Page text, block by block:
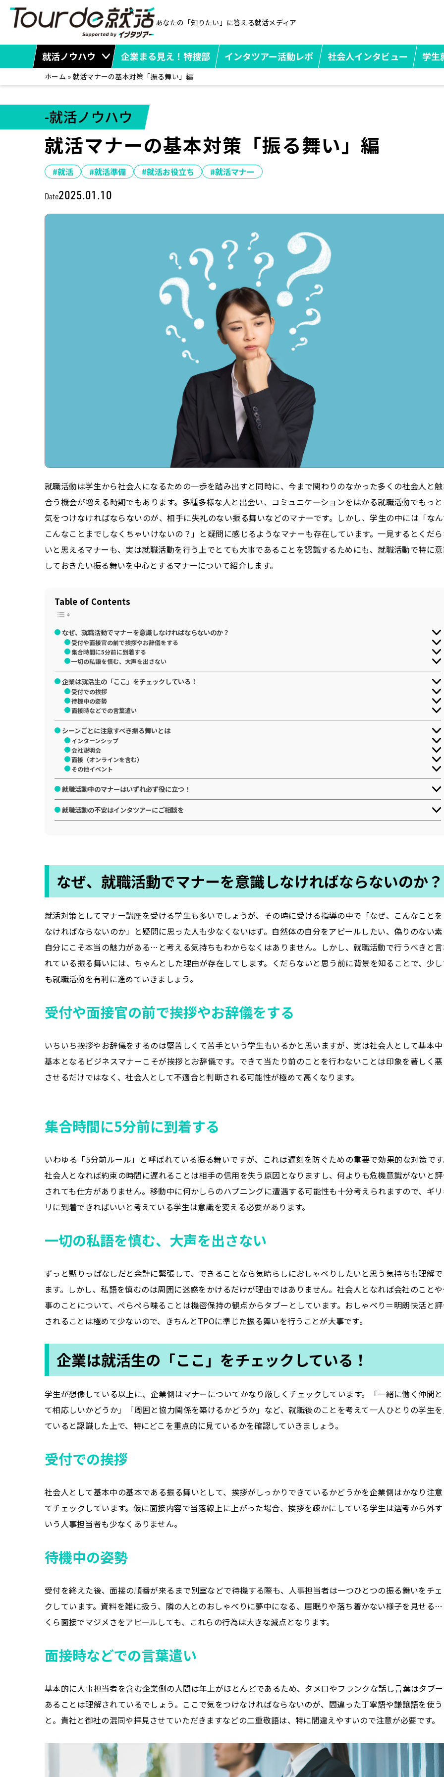
あなたの「知りたい」に答える就活メディア
就活ノウハウ 企業まる見え！特捜部 インタツアー活動レポ 社会人インタビュー 学生
ホーム » 就活マナーの基本対策「振る舞い」編
-就活ノウハウ
就活マナーの基本対策「振る舞い」編
#就活 #就活準備 #就活お役立ち #就活マナー
Date2025.01.10
就職活動は学生から社会人になるための一歩を踏み出すと同時に、今まで関わりのなかった多くの社会人と
合う機会が増える時期でもあります。多種多様な人と出会い、コミュニケーションをはかる就職活動でもっ
気をつけなければならないのが、相手に失礼のない振る舞いなどのマナーです。しかし、学生の中には「な
こんなことまでしなくちゃいけないの？」と疑問に感じるようなマナーも存在しています。一見するとくだ
いと思えるマナーも、実は就職活動を行う上でとても大事であることを認識するためにも、就職活動で特に
しておきたい振る舞いを中心とするマナーについて紹介します。
Table of Contents
なぜ、就職活動でマナーを意識しなければならないのか？
受付や面接官の前で挨拶やお辞儀をする
集合時間に5分前に到着する
一切の私語を慎む、大声を出さない
企業は就活生の「ここ」をチェックしている！
受付での挨拶
待機中の姿勢
面接時などでの言葉遣い
シーンごとに注意すべき振る舞いとは
インターンシップ
会社説明会
面接（オンラインを含む）
その他イベント
就職活動中のマナーはいずれ必ず役に立つ！
就職活動の不安はインタツアーにご相談を
なぜ、就職活動でマナーを意識しなければならないのか？
就活対策としてマナー講座を受ける学生も多いでしょうが、その時に受ける指導の中で「なぜ、こんなこと
なければならないのか」と疑問に思った人も少なくないはず。自然体の自分をアピールしたい、偽りのない
自分にこそ本当の魅力がある…と考える気持ちもわからなくはありません。しかし、就職活動で行うべきと
れている振る舞いには、ちゃんとした理由が存在してします。くだらないと思う前に背景を知ることで、少
も就職活動を有利に進めていきましょう。
受付や面接官の前で挨拶やお辞儀をする
いちいち挨拶やお辞儀をするのは堅苦しくて苦手という学生もいるかと思いますが、実は社会人として基本
基本となるビジネスマナーこそが挨拶とお辞儀です。できて当たり前のことを行わないことは印象を著しく
させるだけではなく、社会人として不適合と判断される可能性が極めて高くなります。
集合時間に5分前に到着する
いわゆる「5分前ルール」と呼ばれている振る舞いですが、これは遅刻を防ぐための重要で効果的な対策で
社会人となれば約束の時間に遅れることは相手の信用を失う原因となりますし、何よりも危機意識がないと
されても仕方がありません。移動中に何かしらのハプニングに遭遇する可能性も十分考えられますので、ギ
リに到着できればいいと考えている学生は意識を変える必要があります。
一切の私語を慎む、大声を出さない
ずっと黙りっぱなしだと余計に緊張して、できることなら気晴らしにおしゃべりしたいと思う気持ちも理解
ます。しかし、私語を慎むのは周囲に迷惑をかけるだけが理由ではありません。社会人となれば会社のこと
事のことについて、ぺらぺら喋ることは機密保持の観点からタブーとしています。おしゃべり＝明朗快活と
されることは極めて少ないので、きちんとTPOに準じた振る舞いを行うことが大事です。
企業は就活生の「ここ」をチェックしている！
学生が想像している以上に、企業側はマナーについてかなり厳しくチェックしています。「一緒に働く仲間
て相応しいかどうか」「周囲と協力関係を築けるかどうか」など、就職後のことを考えて一人ひとりの学生
ていると認識した上で、特にどこを重点的に見ているかを確認していきましょう。
受付での挨拶
社会人として基本中の基本である振る舞いとして、挨拶がしっかりできているかどうかを企業側はかなり注
てチェックしています。仮に面接内容で当落線上に上がった場合、挨拶を疎かにしている学生は選考から外
いう人事担当者も少なくありません。
待機中の姿勢
受付を終えた後、面接の順番が来るまで別室などで待機する際も、人事担当者は一つひとつの振る舞いをチ
クしています。資料を雑に扱う、隣の人とのおしゃべりに夢中になる、居眠りや落ち着かない様子を見せる
くら面接でマジメさをアピールしても、これらの行為は大きな減点となります。
面接時などでの言葉遣い
基本的に人事担当者を含む企業側の人間は年上がほとんどであるため、タメ口やフランクな話し言葉はタブ
あることは理解されているでしょう。ここで気をつけなければならないのが、間違った丁寧語や謙譲語を使
と。貴社と御社の混同や拝見させていただきますなどの二重敬語は、特に間違えやすいので注意が必要です。